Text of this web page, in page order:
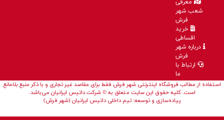
معرفی
شعب شهر
فرش
خرید
اقساطی
درباره شهر
فرش
ارتباط با
ما
استفاده از مطالب فروشگاه اینترنتی شهر فرش فقط برای مقاصد غیر تجاری و با ذکر منبع بلامانع
است. کلیه حقوق این سایت متعلق به © شرکت داتیس ایرانیان می‌باشد.
پیاده‌سازی و توسعه: تیم داخلی داتیس ایرانیان (شهر فرش)